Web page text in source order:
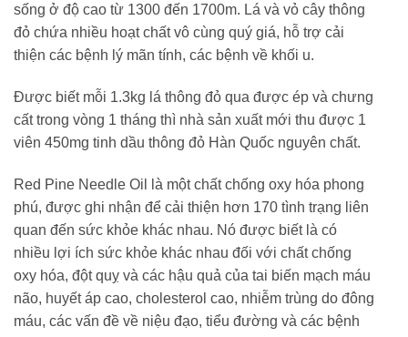
sống ở độ cao từ 1300 đến 1700m. Lá và vỏ cây thông
đỏ chứa nhiều hoạt chất vô cùng quý giá, hỗ trợ cải
thiện các bệnh lý mãn tính, các bệnh về khối u.
Được biết mỗi 1.3kg lá thông đỏ qua được ép và chưng
cất trong vòng 1 tháng thì nhà sản xuất mới thu được 1
viên 450mg tinh dầu thông đỏ Hàn Quốc nguyên chất.
Red Pine Needle Oil là một chất chống oxy hóa phong
phú, được ghi nhận để cải thiện hơn 170 tình trạng liên
quan đến sức khỏe khác nhau. Nó được biết là có
nhiều lợi ích sức khỏe khác nhau đối với chất chống
oxy hóa, đột quỵ và các hậu quả của tai biến mạch máu
não, huyết áp cao, cholesterol cao, nhiễm trùng do đông
máu, các vấn đề về niệu đạo, tiểu đường và các bệnh